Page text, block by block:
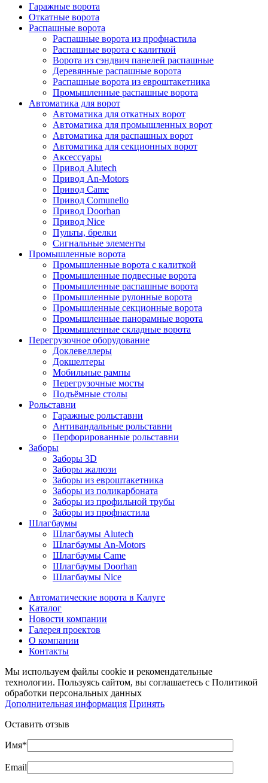
Гаражные ворота
Откатные ворота
Распашные ворота
Распашные ворота из профнастила
Распашные ворота с калиткой
Ворота из сэндвич панелей распашные
Деревянные распашные ворота
Распашные ворота из евроштакетника
Промышленные распашные ворота
Автоматика для ворот
Автоматика для откатных ворот
Автоматика для промышленных ворот
Автоматика для распашных ворот
Автоматика для секционных ворот
Аксессуары
Привод Alutech
Привод An-Motors
Привод Came
Привод Comunello
Привод Doorhan
Привод Nice
Пульты, брелки
Сигнальные элементы
Промышленные ворота
Промышленные ворота с калиткой
Промышленные подвесные ворота
Промышленные распашные ворота
Промышленные рулонные ворота
Промышленные секционные ворота
Промышленные панорамные ворота
Промышленные складные ворота
Перегрузочное оборудование
Доклевеллеры
Докшелтеры
Мобильные рампы
Перегрузочные мосты
Подъёмные столы
Рольставни
Гаражные рольставни
Антивандальные рольставни
Перфорированные рольставни
Заборы
Заборы 3D
Заборы жалюзи
Заборы из евроштакетника
Заборы из поликарбоната
Заборы из профильной трубы
Заборы из профнастила
Шлагбаумы
Шлагбаумы Alutech
Шлагбаумы An-Motors
Шлагбаумы Came
Шлагбаумы Doorhan
Шлагбаумы Nice
Автоматические ворота в Калуге
Каталог
Новости компании
Галерея проектов
О компании
Контакты
Мы используем файлы cookie и рекомендательные
технологии. Пользуясь сайтом, вы соглашаетесь с Политикой
обработки персональных данных
Дополнительная информация Принять
Оставить отзыв
Имя*
Email